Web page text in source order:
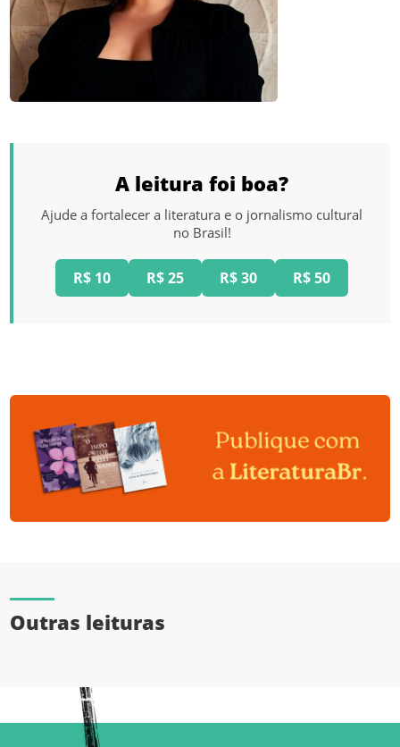
A leitura foi boa?
Ajude a fortalecer a literatura e o jornalismo cultural
no Brasil!
R$ 10 R$ 25 R$ 30 R$ 50
Outras leituras